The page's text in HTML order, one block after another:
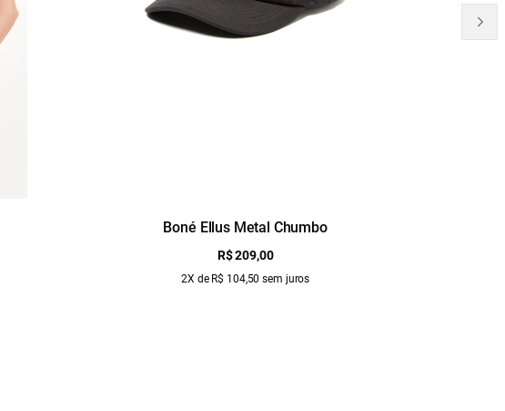
Boné Ellus Metal Chumbo
R$ 209,00
2X de R$ 104,50 sem juros